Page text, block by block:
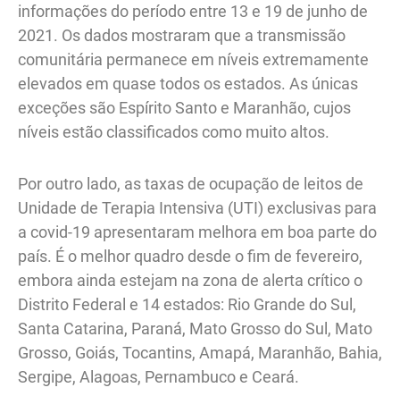
informações do período entre 13 e 19 de junho de
2021. Os dados mostraram que a transmissão
comunitária permanece em níveis extremamente
elevados em quase todos os estados. As únicas
exceções são Espírito Santo e Maranhão, cujos
níveis estão classificados como muito altos.
Por outro lado, as taxas de ocupação de leitos de
Unidade de Terapia Intensiva (UTI) exclusivas para
a covid-19 apresentaram melhora em boa parte do
país. É o melhor quadro desde o fim de fevereiro,
embora ainda estejam na zona de alerta crítico o
Distrito Federal e 14 estados: Rio Grande do Sul,
Santa Catarina, Paraná, Mato Grosso do Sul, Mato
Grosso, Goiás, Tocantins, Amapá, Maranhão, Bahia,
Sergipe, Alagoas, Pernambuco e Ceará.